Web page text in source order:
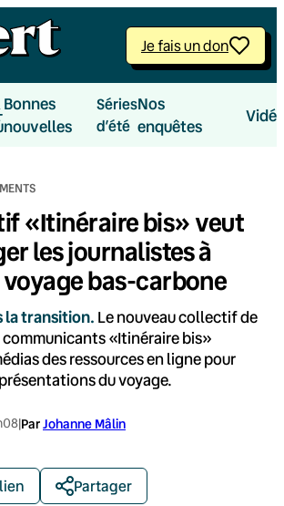
Je fais un don
Bonnes
nouvelles
Séries
d’été
Nos
enquêtes
«Itinéraire bis» veut
les journalistes à
bas-carbone
la transition. Le nouveau collectif de
«Itinéraire bis»
des ressources en ligne pour
du voyage.
|ParJohanne Mâlin
Partager